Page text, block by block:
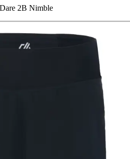
2B Nimble